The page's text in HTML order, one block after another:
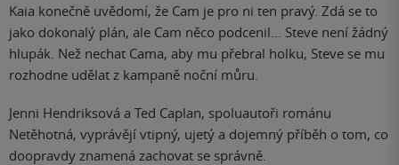
Kaia konečně uvědomí, že Cam je pro ni ten pravý. Zdá se to
jako dokonalý plán, ale Cam něco podcenil… Steve není žádný
hlupák. Než nechat Cama, aby mu přebral holku, Steve se mu
rozhodne udělat z kampaně noční můru.
Jenni Hendriksová a Ted Caplan, spoluautoři románu
Netěhotná, vyprávějí vtipný, ujetý a dojemný příběh o tom, co
doopravdy znamená zachovat se správně.